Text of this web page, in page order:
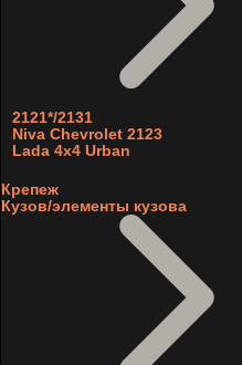
2121*/2131
Niva Chevrolet 2123
Lada 4x4 Urban
Крепеж
Кузов/элементы кузова